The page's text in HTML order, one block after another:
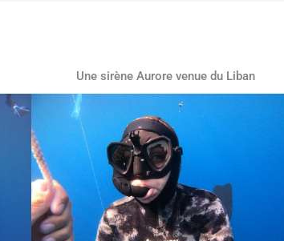
Une sirène Aurore venue du Liban